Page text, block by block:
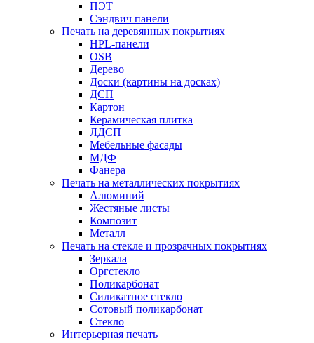
ПЭТ
Сэндвич панели
Печать на деревянных покрытиях
HPL-панели
OSB
Дерево
Доски (картины на досках)
ДСП
Картон
Керамическая плитка
ЛДСП
Мебельные фасады
МДФ
Фанера
Печать на металлических покрытиях
Алюминий
Жестяные листы
Композит
Металл
Печать на стекле и прозрачных покрытиях
Зеркала
Оргстекло
Поликарбонат
Силикатное стекло
Сотовый поликарбонат
Стекло
Интерьерная печать